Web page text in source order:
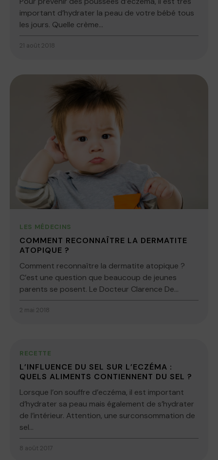
important d’hydrater la peau de votre bébé tous
les jours. Quelle crème...
21 août 2018
LES MÉDECINS
COMMENT RECONNAÎTRE LA DERMATITE
ATOPIQUE ?
Comment reconnaître la dermatite atopique ?
C’est une question que beaucoup de jeunes
parents se posent. Le Docteur Clarence De...
2 mai 2018
RECETTE
L’INFLUENCE DU SEL SUR L’ECZÉMA :
QUELS ALIMENTS CONTIENNENT DU SEL ?
Lorsque l’on souffre d’eczéma, il est important
d’hydrater sa peau mais également de s’hydrater
de l’intérieur. Attention, une surconsommation de
sel...
8 août 2017